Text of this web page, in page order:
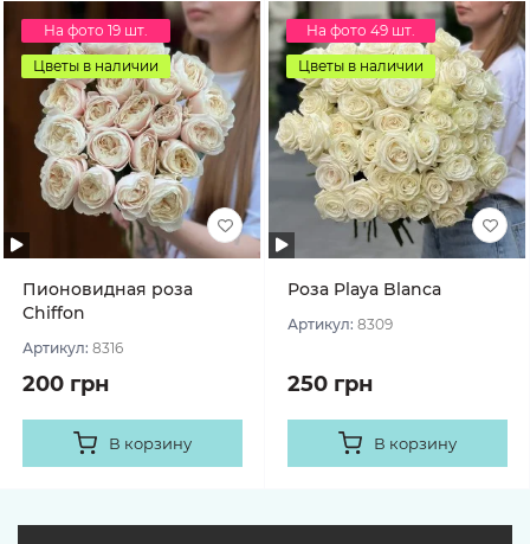
На фото 19 шт.
Цветы в наличии
Пионовидная роза
Chiffon
Артикул: 8316
200 грн
В корзину
На фото 49 шт.
Цветы в наличии
Роза Playa Blanca
Артикул: 8309
250 грн
В корзину